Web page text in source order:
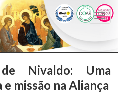
Nivaldo: Uma
missão na Aliança